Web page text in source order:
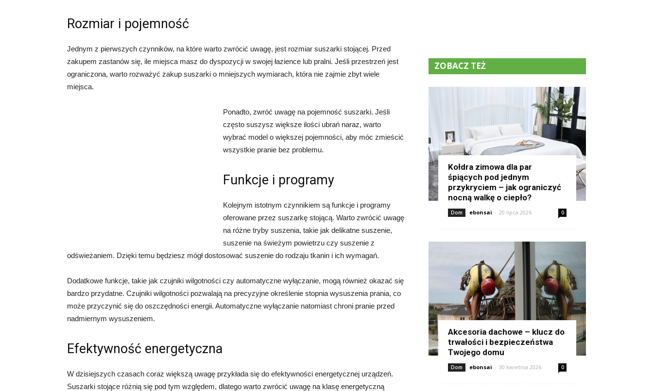
Rozmiar i pojemność
Jednym z pierwszych czynników, na które warto zwrócić uwagę, jest rozmiar suszarki stojącej. Przed
zakupem zastanów się, ile miejsca masz do dyspozycji w swojej łazience lub pralni. Jeśli przestrzeń jest
ograniczona, warto rozważyć zakup suszarki o mniejszych wymiarach, która nie zajmie zbyt wiele
miejsca.
Ponadto, zwróć uwagę na pojemność suszarki. Jeśli
często suszysz większe ilości ubrań naraz, warto
wybrać model o większej pojemności, aby móc zmieścić
wszystkie pranie bez problemu.
Funkcje i programy
Kolejnym istotnym czynnikiem są funkcje i programy
oferowane przez suszarkę stojącą. Warto zwrócić uwagę
na różne tryby suszenia, takie jak delikatne suszenie,
suszenie na świeżym powietrzu czy suszenie z
odświeżaniem. Dzięki temu będziesz mógł dostosować suszenie do rodzaju tkanin i ich wymagań.
Dodatkowe funkcje, takie jak czujniki wilgotności czy automatyczne wyłączanie, mogą również okazać się
bardzo przydatne. Czujniki wilgotności pozwalają na precyzyjne określenie stopnia wysuszenia prania, co
może przyczynić się do oszczędności energii. Automatyczne wyłączanie natomiast chroni pranie przed
nadmiernym wysuszeniem.
Efektywność energetyczna
W dzisiejszych czasach coraz większą uwagę przykłada się do efektywności energetycznej urządzeń.
Suszarki stojące różnią się pod tym względem, dlatego warto zwrócić uwagę na klasę energetyczną
ZOBACZ TEŻ
Kołdra zimowa dla par
śpiących pod jednym
przykryciem – jak ograniczyć
nocną walkę o ciepło?
Dom ebonsai - 20 lipca 2026 0
Akcesoria dachowe – klucz do
trwałości i bezpieczeństwa
Twojego domu
Dom ebonsai - 30 kwietnia 2026 0